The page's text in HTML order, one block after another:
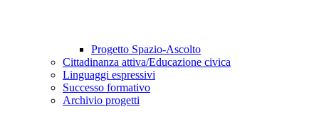
Progetto Spazio-Ascolto
Cittadinanza attiva/Educazione civica
Linguaggi espressivi
Successo formativo
Archivio progetti